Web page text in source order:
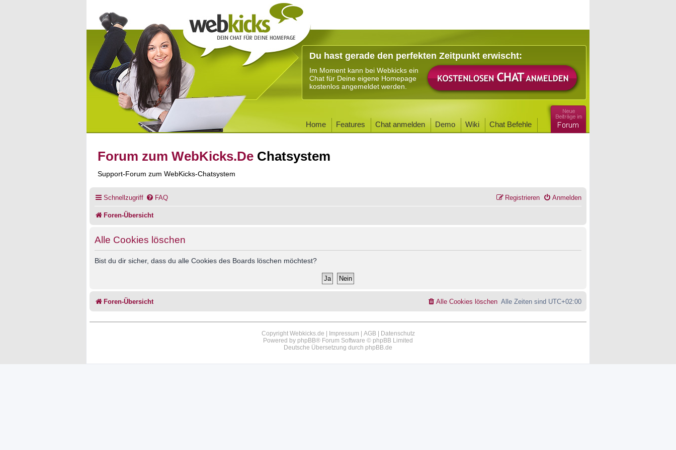
Du hast gerade den perfekten Zeitpunkt erwischt:
Im Moment kann bei Webkicks ein
Chat für Deine eigene Homepage
kostenlos angemeldet werden.
Home Features Chat anmelden Demo Wiki Chat Befehle
Forum zum WebKicks.De Chatsystem
Support-Forum zum WebKicks-Chatsystem
Schnellzugriff FAQ Anmelden
Registrieren
Foren-Übersicht
Alle Cookies löschen
Bist du dir sicher, dass du alle Cookies des Boards löschen möchtest?
Foren-Übersicht Alle Zeiten sind UTC+02:00
Alle Cookies löschen
Copyright Webkicks.de | Impressum AGB|
Datenschutz
Powered by phpBB® Forum Software © phpBB Limited
Deutsche Übersetzung durch phpBB.de